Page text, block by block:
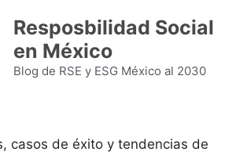
Resposbilidad Social
en México
Blog de RSE y ESG México al 2030
casos de éxito y tendencias de